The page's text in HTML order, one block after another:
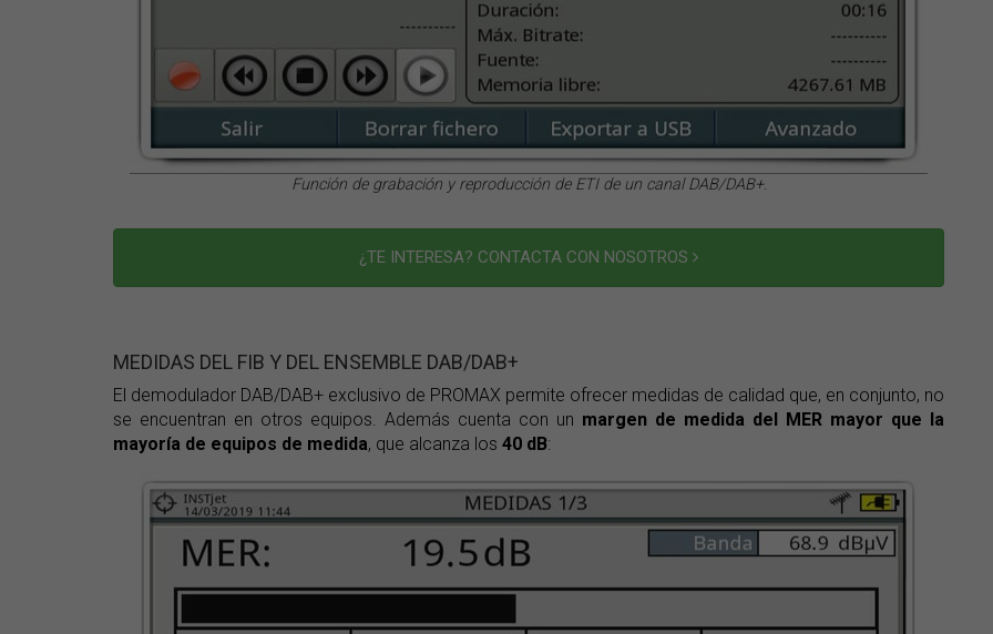
Función de grabación y reproducción de ETI de un canal DAB/DAB+.
¿TE INTERESA? CONTACTA CON NOSOTROS
MEDIDAS DEL FIB Y DEL ENSEMBLE DAB/DAB+
El demodulador DAB/DAB+ exclusivo de PROMAX permite ofrecer medidas de calidad que, en conjunto, no
se encuentran en otros equipos. Además cuenta con un margen de medida del MER mayor que la
mayoría de equipos de medida, que alcanza los 40 dB: